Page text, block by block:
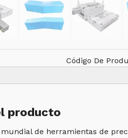
Código De
producto
de herramientas de